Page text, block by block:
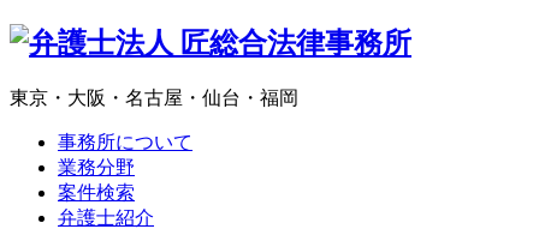
東京・大阪・名古屋・仙台・福岡
事務所について
業務分野
案件検索
弁護士紹介